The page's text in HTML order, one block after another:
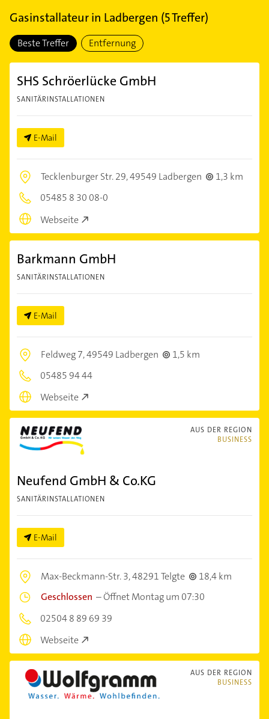
Gasinstallateurin Ladbergen (5Treffer)
Beste Treffer Entfernung
SHS Schröerlücke GmbH
SANITÄRINSTALLATIONEN
E-Mail
Tecklenburger Str. 29,49549 Ladbergen
1,3 km
05485 8 30 08-0
Webseite
Barkmann GmbH
SANITÄRINSTALLATIONEN
E-Mail
Feldweg 7,49549 Ladbergen
1,5 km
05485 94 44
Webseite
AUS DER REGION
BUSINESS
Neufend GmbH & Co.KG
SANITÄRINSTALLATIONEN
E-Mail
Max-Beckmann-Str. 3,48291 Telgte
18,4 km
Geschlossen –Öffnet Montag um 07:30
02504 8 89 69 39
Webseite
AUS DER REGION
BUSINESS